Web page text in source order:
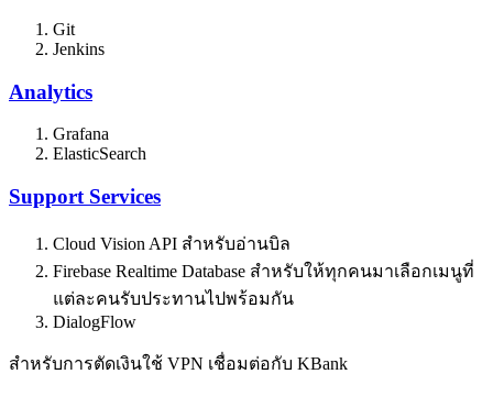
Git
Jenkins
Analytics
Grafana
ElasticSearch
Support Services
Cloud Vision API สำหรับอ่านบิล
Firebase Realtime Database สำหรับให้ทุกคนมาเลือกเมนูที่
แต่ละคนรับประทานไปพร้อมกัน
DialogFlow
สำหรับการตัดเงินใช้ VPN เชื่อมต่อกับ KBank